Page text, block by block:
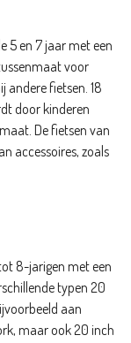
5 en 7 jaar met een
voor
andere fietsen. 18
door kinderen
De fietsen van
accessoires, zoals
8-jarigen met een
typen 20
aan
maar ook 20 inch